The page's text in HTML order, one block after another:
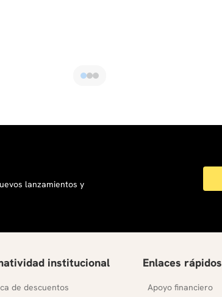
lanzamientos y
institucional
de descuentos
Enlaces rápidos
Apoyo financiero